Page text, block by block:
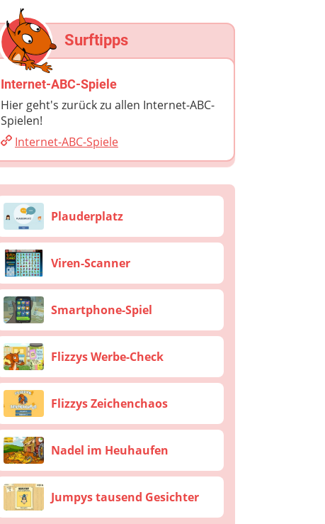
Surftipps
Internet-ABC-Spiele
Hier geht's zurück zu allen Internet-ABC-
Spielen!
Internet-ABC-Spiele
Plauderplatz
Viren-Scanner
Smartphone-Spiel
Flizzys Werbe-Check
Flizzys Zeichenchaos
Nadel im Heuhaufen
Jumpys tausend Gesichter